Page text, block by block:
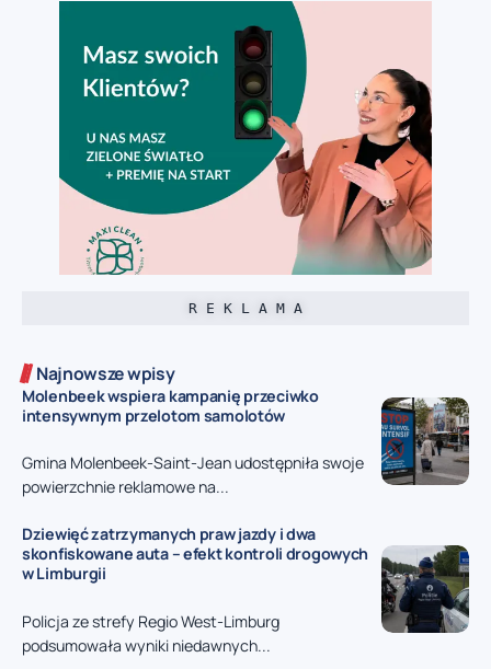
R E K L A M A
Najnowsze wpisy
Molenbeek wspiera kampanię przeciwko
intensywnym przelotom samolotów
Gmina Molenbeek-Saint-Jean udostępniła swoje
powierzchnie reklamowe na...
Dziewięć zatrzymanych praw jazdy i dwa
skonfiskowane auta – efekt kontroli drogowych
w Limburgii
Policja ze strefy Regio West-Limburg
podsumowała wyniki niedawnych...